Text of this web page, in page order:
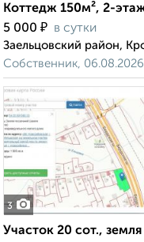
Коттедж 150м², 2-
5 000 ₽ в сутки
Заельцовский район,
Собственник, 06.08.2026
3
Участок 20 сот.,